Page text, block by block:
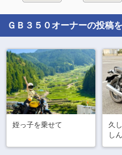
ＧＢ３５０ オーナーの投稿
姪っ子を乗せて
久
し